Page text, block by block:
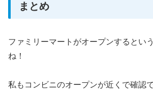
まとめ
ファミリーマートがオープンするとい
ね！
私もコンビニのオープンが近くで確認